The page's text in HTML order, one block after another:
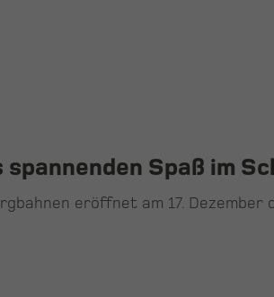
Spaß im
eröffnet am 17. Dezember